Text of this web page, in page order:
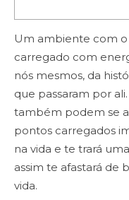
Um ambiente com
carregado com
nós mesmos, da
que passaram por
também podem se
pontos carregados
na vida e te trará
assim te afastará de
vida.